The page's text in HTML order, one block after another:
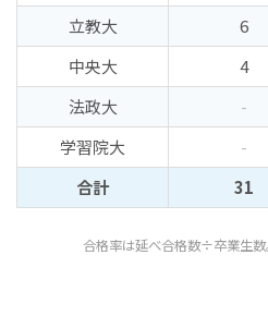
立教大 6
中央大
4
法政大
-
学習院大
-
合計
31
合格率は延べ合格数÷卒業生数